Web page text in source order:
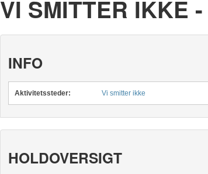
VI SMITTER IKKE
INFO
Aktivitetssteder: Vi smitter ikke
HOLDOVERSIGT